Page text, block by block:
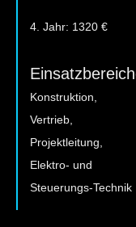
4. Jahr: 1320 €
Konstruktion,
Vertrieb,
Projektleitung,
Elektro- und
Steuerungs-Technik